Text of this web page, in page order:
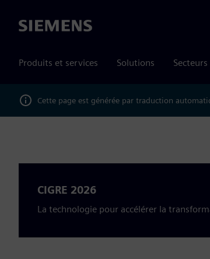
Siemens
Produits et services Solutions
Cette page est générée par traduction
CIGRE 2026
La technologie pour accélérer la